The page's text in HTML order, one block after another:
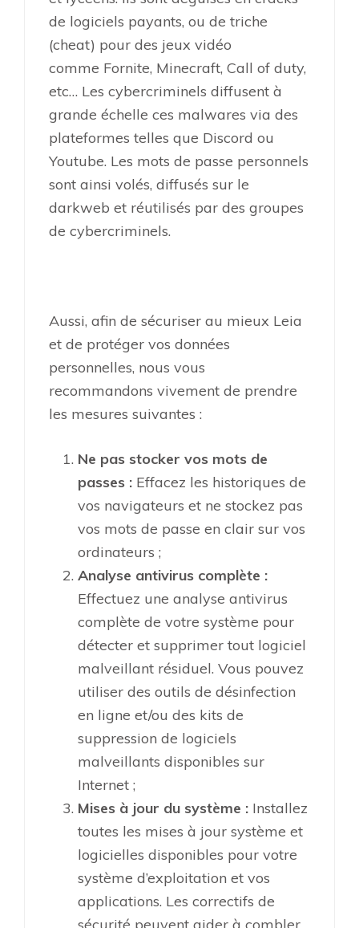
de logiciels payants, ou de triche
(cheat) pour des jeux vidéo
comme Fornite, Minecraft, Call of duty,
etc… Les cybercriminels diffusent à
grande échelle ces malwares via des
plateformes telles que Discord ou
Youtube. Les mots de passe personnels
sont ainsi volés, diffusés sur le
darkweb et réutilisés par des groupes
de cybercriminels.
Aussi, afin de sécuriser au mieux Leia
et de protéger vos données
personnelles, nous vous
recommandons vivement de prendre
les mesures suivantes :
Ne pas stocker vos mots de
passes : Effacez les historiques de
vos navigateurs et ne stockez pas
vos mots de passe en clair sur vos
ordinateurs ;
Analyse antivirus complète :
Effectuez une analyse antivirus
complète de votre système pour
détecter et supprimer tout logiciel
malveillant résiduel. Vous pouvez
utiliser des outils de désinfection
en ligne et/ou des kits de
suppression de logiciels
malveillants disponibles sur
Internet ;
Mises à jour du système : Installez
toutes les mises à jour système et
logicielles disponibles pour votre
système d’exploitation et vos
applications. Les correctifs de